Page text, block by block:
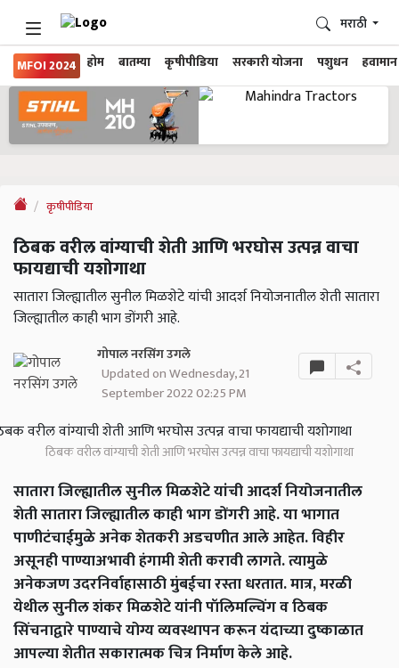
MFOI 2024 होम बातम्या कृषीपीडिया सरकारी योजना पशुधन हवामान
मराठी
कृषीपीडिया
ठिबक वरील वांग्याची शेती आणि भरघोस उत्पन्न वाचा
फायद्याची यशोगाथा
सातारा जिल्ह्यातील सुनील मिळशेटे यांची आदर्श नियोजनातील शेती सातारा
जिल्ह्यातील काही भाग डोंगरी आहे.
गोपाल नरसिंग उगले
Updated on Wednesday, 21
September 2022 02:25 PM
ठिबक वरील वांग्याची शेती आणि भरघोस उत्पन्न वाचा फायद्याची यशोगाथा
सातारा जिल्ह्यातील सुनील मिळशेटे यांची आदर्श नियोजनातील
शेती सातारा जिल्ह्यातील काही भाग डोंगरी आहे. या भागात
पाणीटंचाईमुळे अनेक शेतकरी अडचणीत आले आहेत. विहीर
असूनही पाण्याअभावी हंगामी शेती करावी लागते. त्यामुळे
अनेकजण उदरनिर्वाहासाठी मुंबईचा रस्ता धरतात. मात्र, मरळी
येथील सुनील शंकर मिळशेटे यांनी पॉलिमल्चिंग व ठिबक
सिंचनाद्वारे पाण्याचे योग्य व्यवस्थापन करून यंदाच्या दुष्काळात
आपल्या शेतीत सकारात्मक चित्र निर्माण केले आहे.